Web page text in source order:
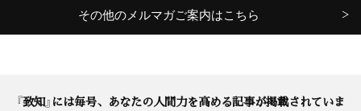
その他のメルマガご案内はこちら
『致知』には毎号、あなたの人間力を高める記事が掲載されていま